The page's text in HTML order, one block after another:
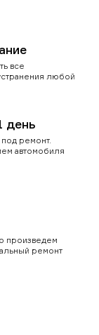
все
любой
день
ремонт.
автомобиля
произведем
ремонт